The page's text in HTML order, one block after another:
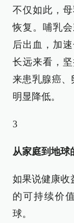
不仅如此，
恢复。哺乳
后出血，加
长远来看，
来患乳腺癌、
明显降低。
3
从家庭到地球
如果说健康收
的可持续价
球。